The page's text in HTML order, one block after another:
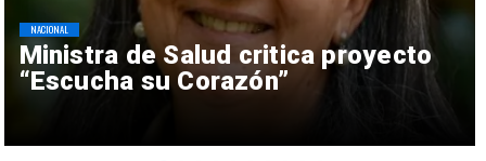
Ministra de Salud critica proyecto
“Escucha su Corazón”
NACIONAL